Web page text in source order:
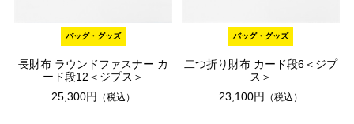
バッグ・グッズ
長財布 ラウンドファスナー カ
ード段12＜ジプス＞
25,300円
（税込）
バッグ・グッズ
二つ折り財布 カード段6＜ジプ
ス＞
23,100円
（税込）